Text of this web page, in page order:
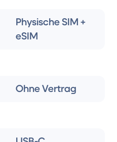
Physische SIM +
eSIM
Ohne Vertrag